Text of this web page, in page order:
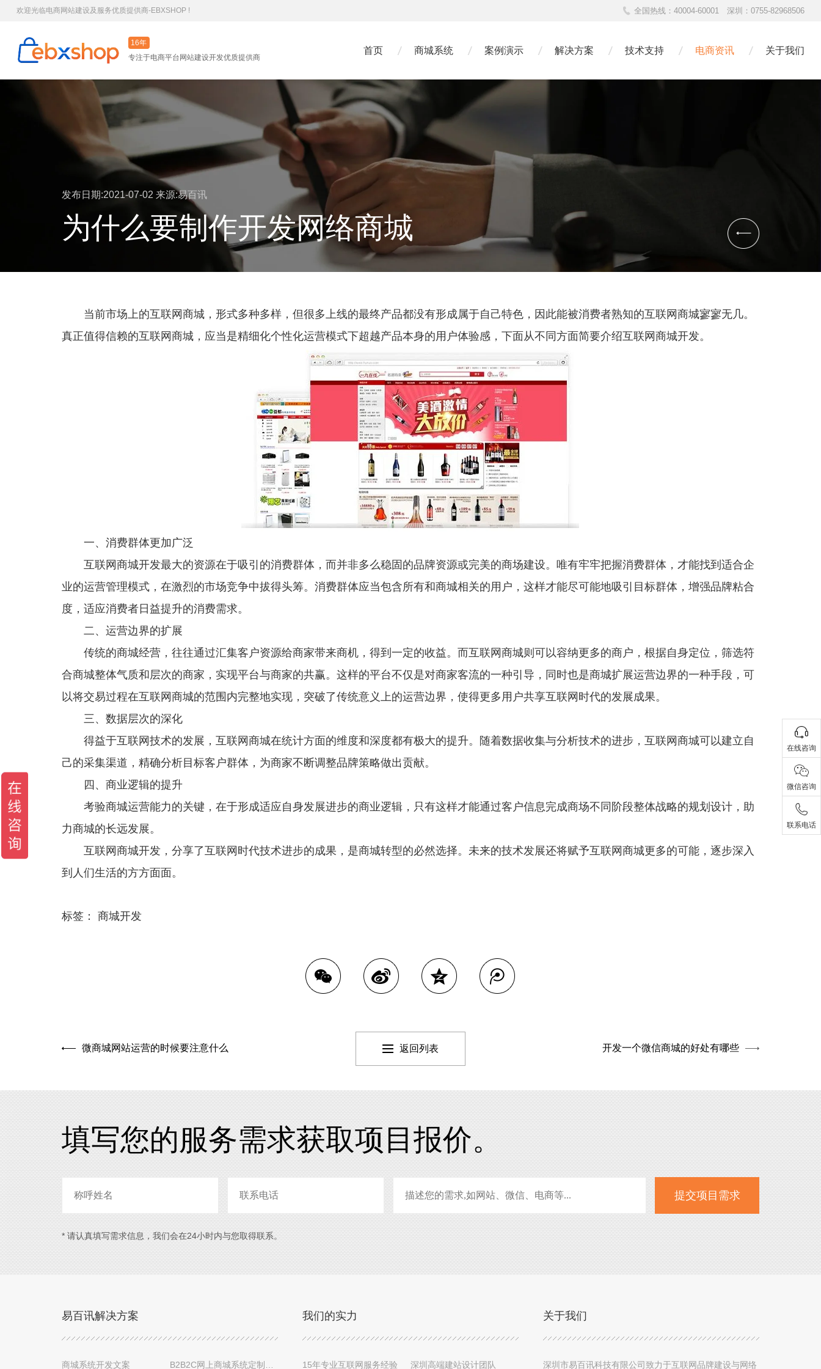
欢迎光临电商网站建设及服务优质提供商-EBXSHOP ! 全国热线：40004-60001 深圳：0755-82968506
16年
专注于电商平台网站建设开发优质提供商
首页 商城系统 案例演示 解决方案 技术支持 电商资讯 关于我们
发布日期:2021-07-02 来源:易百讯
为什么要制作开发网络商城
当前市场上的互联网商城，形式多种多样，但很多上线的最终产品都没有形成属于自己特色，因此能被消费者熟知的互联网商城寥寥无几。
真正值得信赖的互联网商城，应当是精细化个性化运营模式下超越产品本身的用户体验感，下面从不同方面简要介绍互联网商城开发。
一、消费群体更加广泛
互联网商城开发最大的资源在于吸引的消费群体，而并非多么稳固的品牌资源或完美的商场建设。唯有牢牢把握消费群体，才能找到适合企
业的运营管理模式，在激烈的市场竞争中拔得头筹。消费群体应当包含所有和商城相关的用户，这样才能尽可能地吸引目标群体，增强品牌粘合
度，适应消费者日益提升的消费需求。
二、运营边界的扩展
传统的商城经营，往往通过汇集客户资源给商家带来商机，得到一定的收益。而互联网商城则可以容纳更多的商户，根据自身定位，筛选符
合商城整体气质和层次的商家，实现平台与商家的共赢。这样的平台不仅是对商家客流的一种引导，同时也是商城扩展运营边界的一种手段，可
以将交易过程在互联网商城的范围内完整地实现，突破了传统意义上的运营边界，使得更多用户共享互联网时代的发展成果。
三、数据层次的深化
得益于互联网技术的发展，互联网商城在统计方面的维度和深度都有极大的提升。随着数据收集与分析技术的进步，互联网商城可以建立自
己的采集渠道，精确分析目标客户群体，为商家不断调整品牌策略做出贡献。
四、商业逻辑的提升
考验商城运营能力的关键，在于形成适应自身发展进步的商业逻辑，只有这样才能通过客户信息完成商场不同阶段整体战略的规划设计，助
力商城的长远发展。
互联网商城开发，分享了互联网时代技术进步的成果，是商城转型的必然选择。未来的技术发展还将赋予互联网商城更多的可能，逐步深入
到人们生活的方方面面。
标签： 商城开发
返回列表
微商城网站运营的时候要注意什么 开发一个微信商城的好处有哪些
填写您的服务需求获取项目报价。
* 请认真填写需求信息，我们会在24小时内与您取得联系。
易百讯解决方案
商城系统开发文案
我们的实力
15年专业互联网服务经验 深圳高端建站设计团队
关于我们
深圳市易百讯科技有限公司致力于互联网品牌建设与网络
在线咨询
微信咨询
联系电话